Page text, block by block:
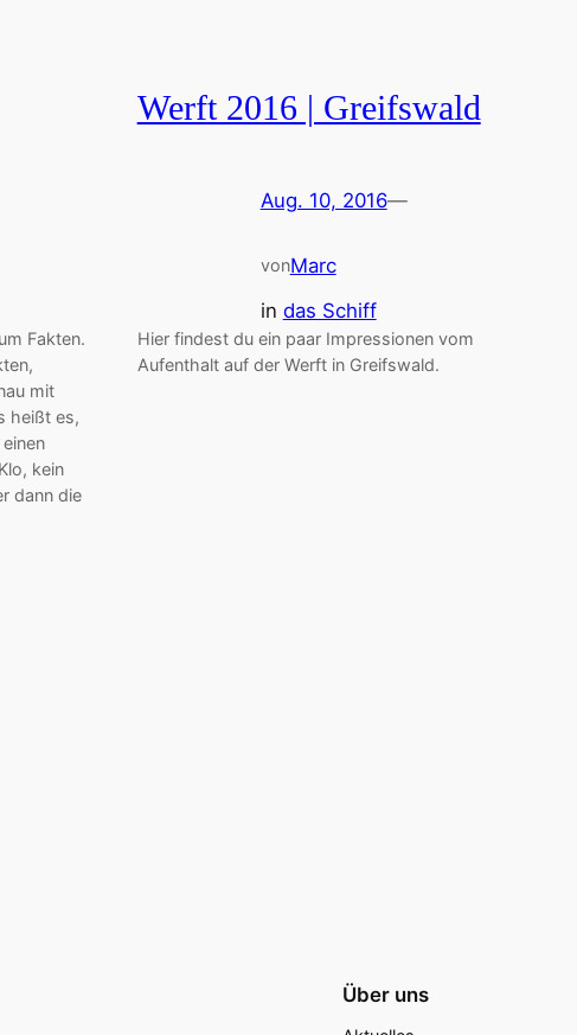
Fakten.
mit
heißt es,
kein
dann die
Werft 2016 | Greifswald
Aug. 10, 2016—
vonMarc
in das Schiff
Hier findest du ein paar Impressionen vom
Aufenthalt auf der Werft in Greifswald.
Über uns